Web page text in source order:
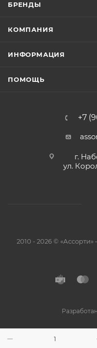
БРЕНДЫ
КОМПАНИЯ
ИНФОРМАЦИЯ
ПОМОЩЬ
+7
г.
ул.
2010 - 2026 ©